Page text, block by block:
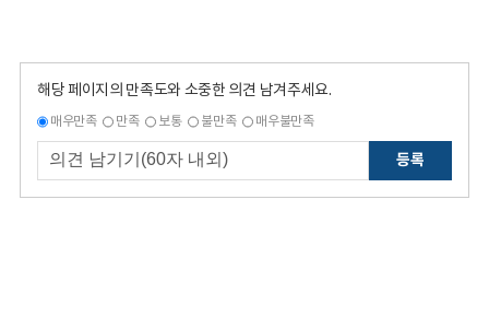
해당 페이지의 만족도와 소중한 의견 남겨주세요.
매우만족 만족 보통 불만족 매우불만족
등록